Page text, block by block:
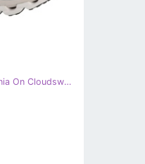
On Running Buty do biegania On Cloudswift 3 3WD10451199 niebieskie